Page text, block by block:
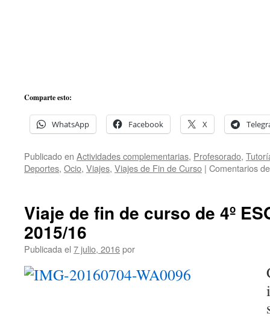
Comparte esto:
WhatsApp Facebook X
Publicado en Actividades complementarias, Profesorado,
Deportes, Ocio, Viajes, Viajes de Fin de Curso | Comentarios
Viaje de fin de curso de 4º
2015/16
Publicada el 7 julio, 2016por